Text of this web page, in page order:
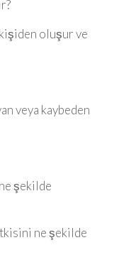
oluşur ve
veya kaybeden
şekilde
ne şekilde